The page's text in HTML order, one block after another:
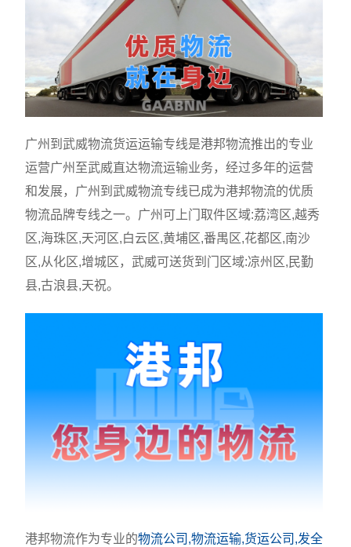
广州到武威物流货运运输专线是港邦物流推出的专业
运营广州至武威直达物流运输业务，经过多年的运营
和发展，广州到武威物流专线已成为港邦物流的优质
物流品牌专线之一。广州可上门取件区域:荔湾区,越秀
区,海珠区,天河区,白云区,黄埔区,番禺区,花都区,南沙
区,从化区,增城区，武威可送货到门区域:凉州区,民勤
县,古浪县,天祝。
港邦物流作为专业的物流公司,物流运输,货运公司,发全